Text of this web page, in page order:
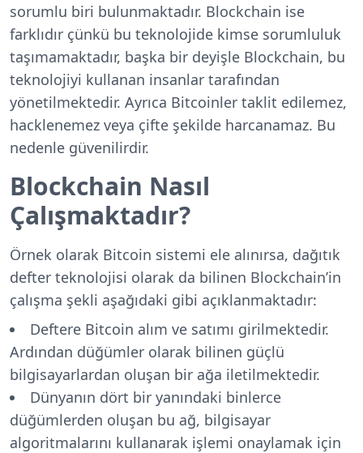
sorumlu biri bulunmaktadır. Blockchain ise
farklıdır çünkü bu teknolojide kimse sorumluluk
taşımamaktadır, başka bir deyişle Blockchain, bu
teknolojiyi kullanan insanlar tarafından
yönetilmektedir. Ayrıca Bitcoinler taklit edilemez,
hacklenemez veya çifte şekilde harcanamaz. Bu
nedenle güvenilirdir.
Blockchain Nasıl
Çalışmaktadır?
Örnek olarak Bitcoin sistemi ele alınırsa, dağıtık
defter teknolojisi olarak da bilinen Blockchain’in
çalışma şekli aşağıdaki gibi açıklanmaktadır:
Deftere Bitcoin alım ve satımı girilmektedir.
Ardından düğümler olarak bilinen güçlü
bilgisayarlardan oluşan bir ağa iletilmektedir.
Dünyanın dört bir yanındaki binlerce
düğümlerden oluşan bu ağ, bilgisayar
algoritmalarını kullanarak işlemi onaylamak için